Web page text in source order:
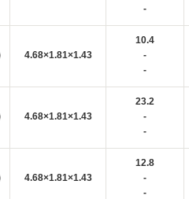
-
4.68×1.81×1.43
10.4
-
-
4.68×1.81×1.43
23.2
-
-
4.68×1.81×1.43
12.8
-
-